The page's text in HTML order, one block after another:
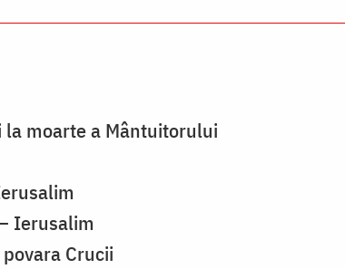
moarte a Mântuitorului
Ierusalim
Crucii